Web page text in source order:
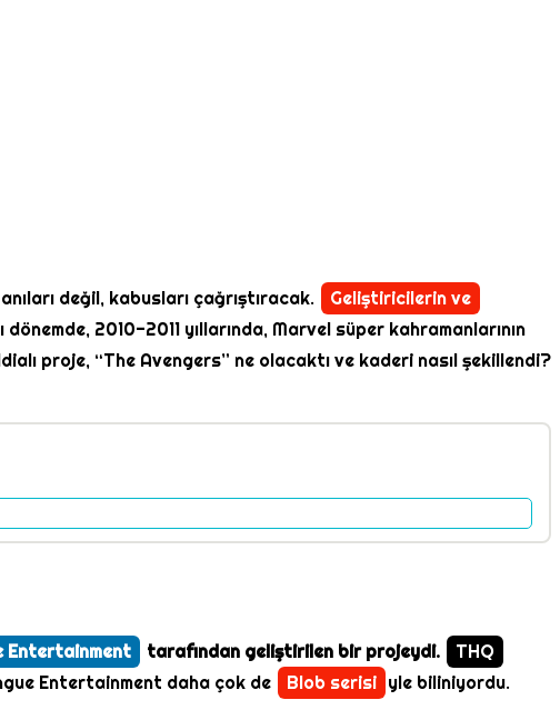
değil, kabusları çağrıştıracak.
Geliştiricilerin ve
dönemde, 2010-2011 yıllarında, Marvel süper kahramanlarının
proje, “The Avengers” ne olacaktı ve kaderi nasıl şekillendi?
Entertainment tarafından geliştirilen bir projeydi.
THQ
Entertainment daha çok de Blob serisi yle biliniyordu.